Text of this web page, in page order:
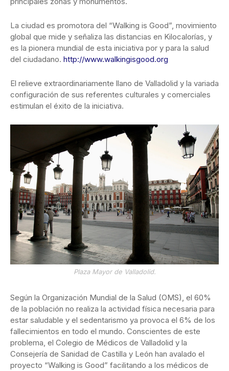
La ciudad es promotora del “Walking is Good”, movimiento
global que mide y señaliza las distancias en Kilocalorías, y
es la pionera mundial de esta iniciativa por y para la salud
del ciudadano. http://www.walkingisgood.org
El relieve extraordinariamente llano de Valladolid y la variada
configuración de sus referentes culturales y comerciales
estimulan el éxito de la iniciativa.
Plaza Mayor de Valladolid.
Según la Organización Mundial de la Salud (OMS), el 60%
de la población no realiza la actividad física necesaria para
estar saludable y el sedentarismo ya provoca el 6% de los
fallecimientos en todo el mundo. Conscientes de este
problema, el Colegio de Médicos de Valladolid y la
Consejería de Sanidad de Castilla y León han avalado el
proyecto “Walking is Good” facilitando a los médicos de